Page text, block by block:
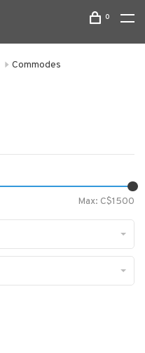
0
Commodes
Max: C$1500